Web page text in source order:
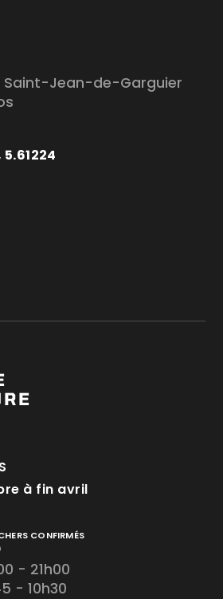
Saint-Jean-de-Garguier
5.61224
à fin avril
CONFIRMÉS
- 21h00
- 10h30